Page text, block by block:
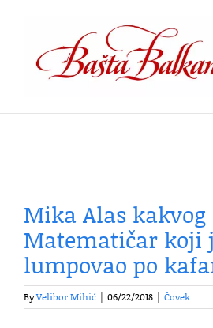
content
Mika Alas
Matematičar koji
lumpovao po
ByVelibor Mihić 06/22/2018 Čovek